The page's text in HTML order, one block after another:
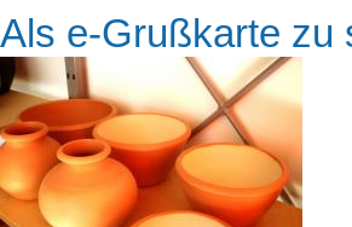
Als e-Grußkarte zu